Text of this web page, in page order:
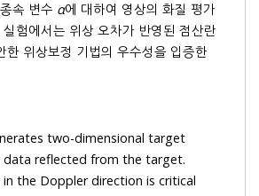
속 변수 α에 대하여 영상의 화질 평가
위상 오차가 반영된 점산란
한 위상보정 기법의 우수성을 입증한
two-dimensional target
reflected from the target.
direction is critical